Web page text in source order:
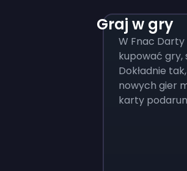
Graj w gry
W Fnac
kupować gry,
Dokładnie
nowych gier
karty